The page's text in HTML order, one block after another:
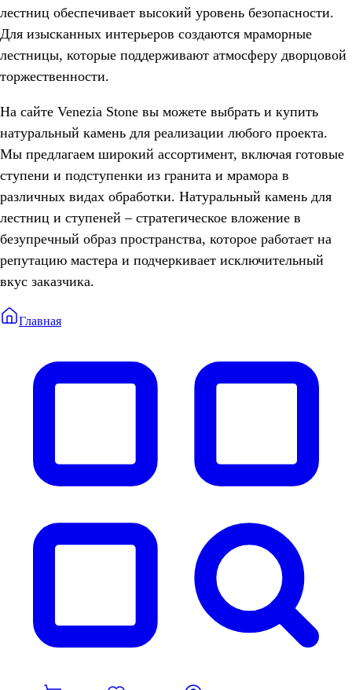
лестниц обеспечивает высокий уровень безопасности.
Для изысканных интерьеров создаются мраморные
лестницы, которые поддерживают атмосферу дворцовой
торжественности.
На сайте Venezia Stone вы можете выбрать и купить
натуральный камень для реализации любого проекта.
Мы предлагаем широкий ассортимент, включая готовые
ступени и подступенки из гранита и мрамора в
различных видах обработки. Натуральный камень для
лестниц и ступеней – стратегическое вложение в
безупречный образ пространства, которое работает на
репутацию мастера и подчеркивает исключительный
вкус заказчика.
Главная